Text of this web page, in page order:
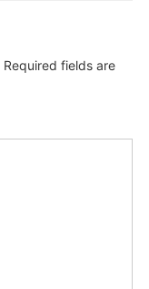
Required fields are